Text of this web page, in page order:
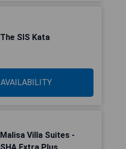
The SIS Kata
Malisa Villa Suites -